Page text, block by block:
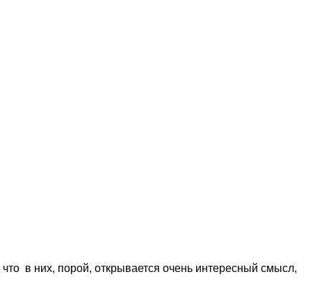
в них, порой, открывается очень интересный смысл,